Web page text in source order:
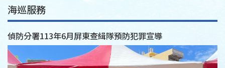
海巡服務
偵防分署113年6月屏東查緝隊預防犯罪宣導